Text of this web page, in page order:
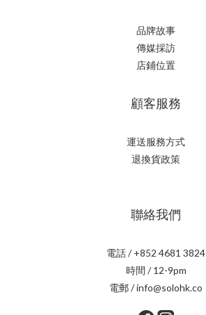
品牌故事
傳媒採訪
店鋪位置
顧客服務
運送服務方式
退換貨政策
聯絡我們
電話 / +852 4681 3824
時間 / 12-9pm
電郵 / info@solohk.co